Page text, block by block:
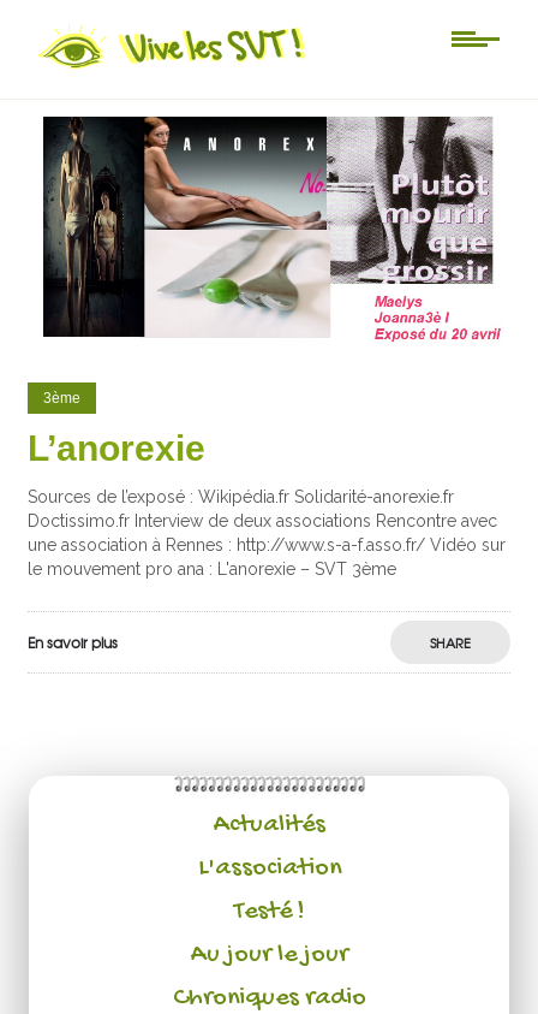
3ème
L’anorexie
Sources de l’exposé : Wikipédia.fr Solidarité-anorexie.fr
Doctissimo.fr Interview de deux associations Rencontre avec
une association à Rennes : http://www.s-a-f.asso.fr/ Vidéo sur
le mouvement pro ana : L'anorexie – SVT 3ème
En savoir plus SHARE
Actualités
L'association
Testé !
Au jour le jour
Chroniques radio